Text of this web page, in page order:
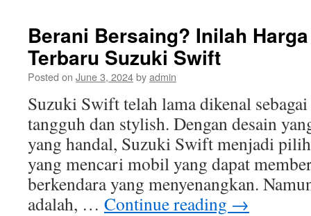
Berani Bersaing? Inilah
Terbaru Suzuki Swift
Posted on June 3, 2024byadmin
Suzuki Swift telah lama dikenal
tangguh dan stylish. Dengan desain
yang handal, Suzuki Swift menjadi
yang mencari mobil yang dapat
berkendara yang menyenangkan.
adalah, … Continue reading →